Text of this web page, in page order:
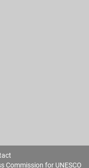
Commission for UNESCO